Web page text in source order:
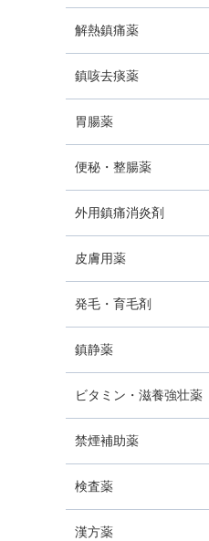
解熱鎮痛薬
鎮咳去痰薬
胃腸薬
便秘・整腸薬
外用鎮痛消炎剤
皮膚用薬
発毛・育毛剤
鎮静薬
ビタミン・滋養強壮薬
禁煙補助薬
検査薬
漢方薬